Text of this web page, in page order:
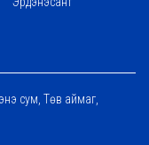
сум, Төв аймаг,